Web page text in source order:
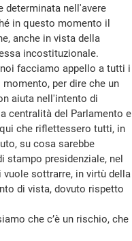
determinata nell'avere
in questo momento il
anche in vista della
incostituzionale.
facciamo appello a tutti i
per dire che un
aiuta nell'intento di
centralità del Parlamento e
che riflettessero tutti, in
su cosa sarebbe
stampo presidenziale, nel
sottrarre, in virtù della
di vista, dovuto rispetto
che c’è un rischio, che